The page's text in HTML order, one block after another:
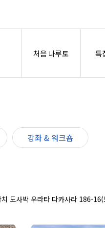
처음 나루토 특
강좌 & 워크숍
도사박 우라타 다카사라 186-16(